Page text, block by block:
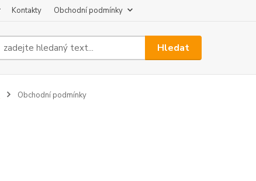
Kontakty Obchodní podmínky
Hledat
Obchodní podmínky